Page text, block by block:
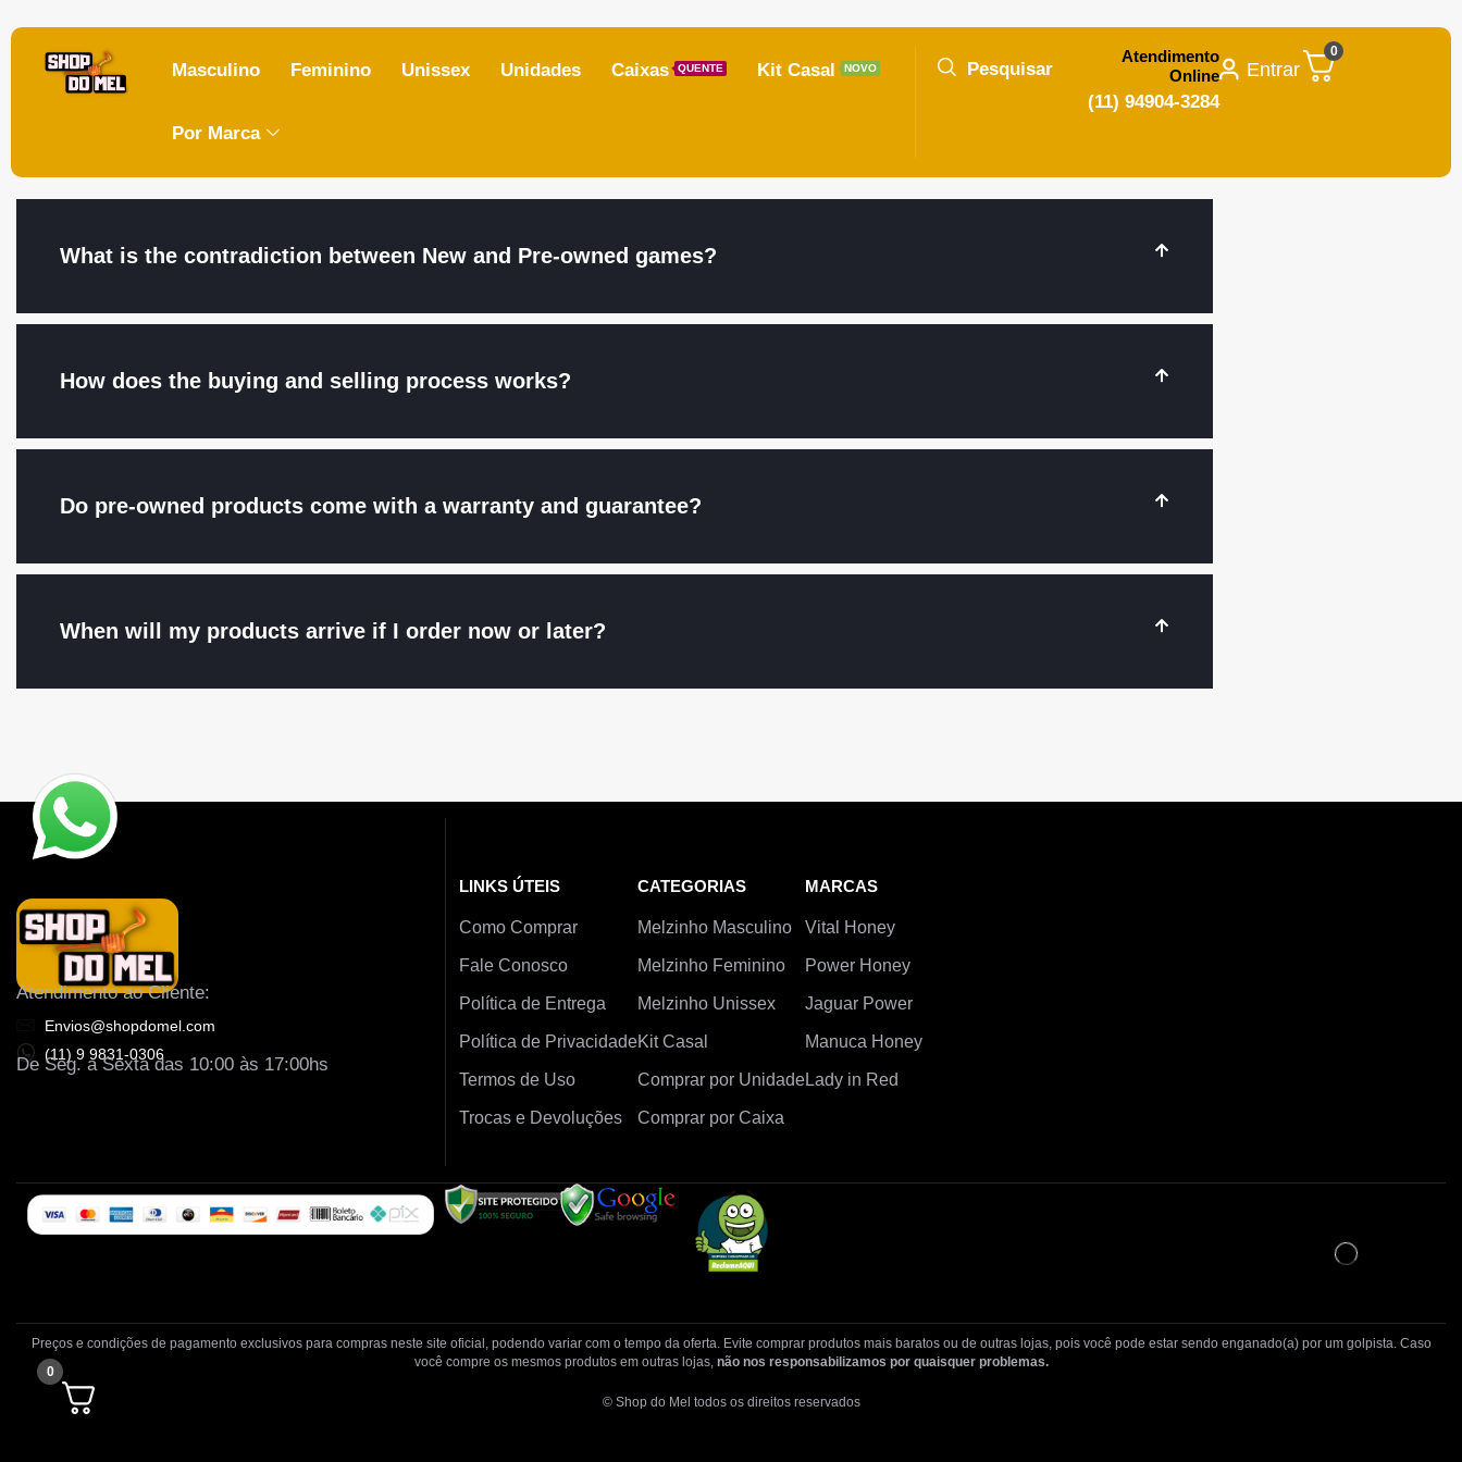
Masculino Feminino Unissex Unidades Caixas QUENTE Kit Casal NOVO
Por Marca
Pesquisar
Atendimento
Online
(11) 94904-3284
Entrar
0
What is the contradiction between New and Pre-owned games?
How does the buying and selling process works?
Do pre-owned products come with a warranty and guarantee?
When will my products arrive if I order now or later?
Atendimento ao Cliente:
Envios@shopdomel.com
(11) 9 9831-0306
De Seg. a Sexta das 10:00 às 17:00hs
LINKS ÚTEIS
Como Comprar
Fale Conosco
Política de Entrega
Política de Privacidade
Termos de Uso
Trocas e Devoluções
CATEGORIAS
Melzinho Masculino
Melzinho Feminino
Melzinho Unissex
Kit Casal
Comprar por Unidade
Comprar por Caixa
MARCAS
Vital Honey
Power Honey
Jaguar Power
Manuca Honey
Lady in Red
Preços e condições de pagamento exclusivos para compras neste site oficial, podendo variar com o tempo da oferta. Evite comprar produtos mais baratos ou de outras lojas, pois você pode estar sendo enganado(a) por um golpista. Caso
você compre os mesmos produtos em outras lojas,não nos responsabilizamos por quaisquer problemas.
© Shop do Mel todos os direitos reservados
0